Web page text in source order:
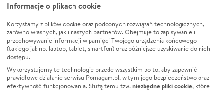
Leczenie
Zwierzęta
Pożar
Ukraina
Pomoc Finansowa
Projekty
Powódź
Wichura
NGO
Edukacja
Podróż
Informacje o plikach cookie
Korzystamy z plików cookie oraz podobnych rozwiązań technologicznych,
zarówno własnych, jak i naszych partnerów. Obejmuje to zapisywanie i
przechowywanie informacji w pamięci Twojego urządzenia końcowego
(takiego jak np. laptop, tablet, smartfon) oraz późniejsze uzyskiwanie do nich
dostępu.
Wykorzystujemy te technologie przede wszystkim po to, aby zapewnić
prawidłowe działanie serwisu Pomagam.pl, w tym jego bezpieczeństwo oraz
efektywność funkcjonowania. Służą temu tzw.niezbędne pliki cookie, które